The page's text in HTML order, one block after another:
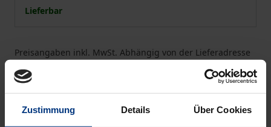
Zustimmung Details Über Cookies
Lieferbar
Preisangaben inkl. MwSt. Abhängig von der Lieferadresse
Zur Wunschliste hinzufügen